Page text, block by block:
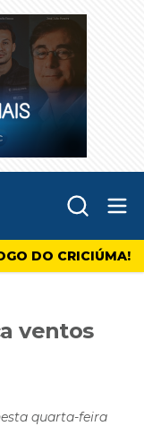
DO CRICIÚMA!
ventos
quarta-feira